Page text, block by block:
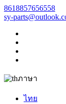
8618857656558
sy-
ภาษา
ไทย